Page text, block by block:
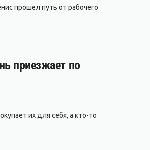
прошел путь от рабочего
приезжает по
их для себя, а кто-то